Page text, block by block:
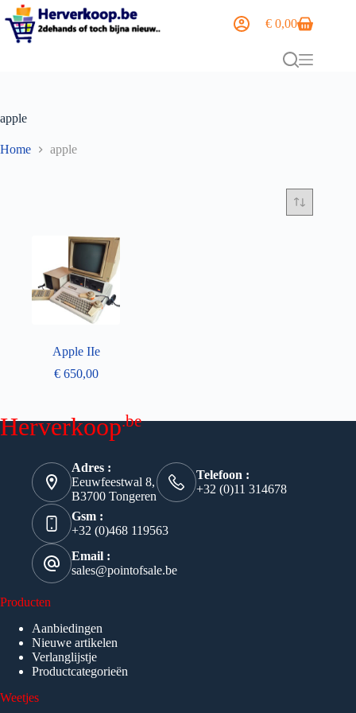
€ 0,00
apple
Home apple
Apple IIe
€650,00
Herverkoop.be
Adres :
Eeuwfeestwal 8,
B3700 Tongeren
Telefoon :
+32 (0)11 314678
Gsm :
+32 (0)468 119563
Email :
sales@pointofsale.be
Producten
Aanbiedingen
Nieuwe artikelen
Verlanglijstje
Productcategorieën
Weetjes